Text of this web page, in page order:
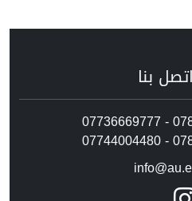
اتصل بنا
07736669777 -
07744004480 -